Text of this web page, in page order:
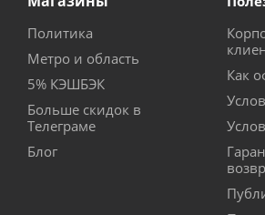
Политика
Метро и область
5% КЭШБЭК
Больше скидок в
Телеграме
Блог
Как